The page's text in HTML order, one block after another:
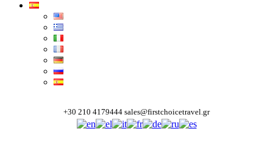
+30 210 4179444 sales@firstchoicetravel.gr